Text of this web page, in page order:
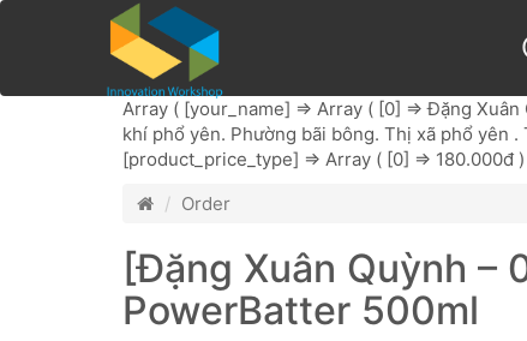
Array ( [your_name] => Array ( [0] => Đặng
khí phổ yên. Phường bãi bông. Thị xã phổ yên .
[product_price_type] => Array ( [0] => 180.000đ )
Order
[Đặng Xuân Quỳnh –
PowerBatter 500ml